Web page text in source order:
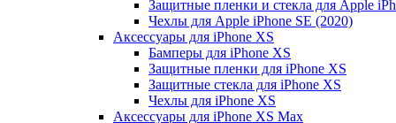
Защитные пленки и стекла для Apple
Чехлы для Apple iPhone SE (2020)
Аксессуары для iPhone ХS
Бамперы для iPhone ХS
Защитные пленки для iPhone ХS
Защитные стекла для iPhone ХS
Чехлы для iPhone ХS
Аксессуары для iPhone ХS Max